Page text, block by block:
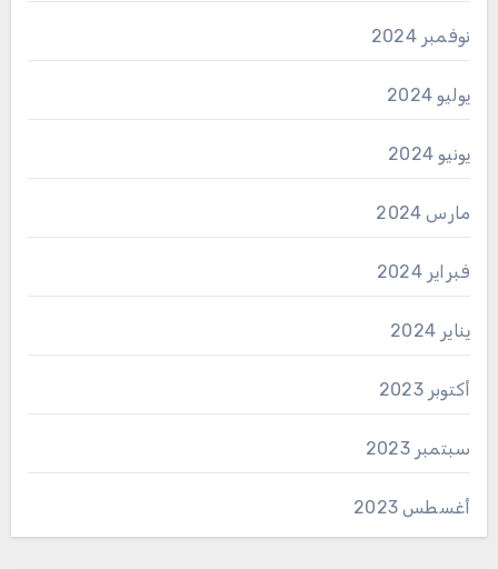
نوفمبر 2024
يوليو 2024
يونيو 2024
مارس 2024
فبراير 2024
يناير 2024
أكتوبر 2023
سبتمبر 2023
أغسطس 2023